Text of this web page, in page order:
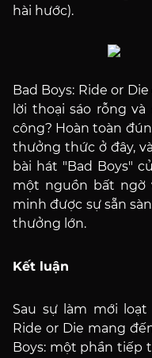
hài hước).
Bad Boys: Ride or
lời thoại sáo rỗng
công? Hoàn toàn
thưởng thức ở đây,
bài hát "Bad Boys"
một nguồn bất ngờ
minh được sự sẵn
thưởng lớn.
Kết luận
Sau sự làm mới
Ride or Die mang
Boys: một phần tiếp